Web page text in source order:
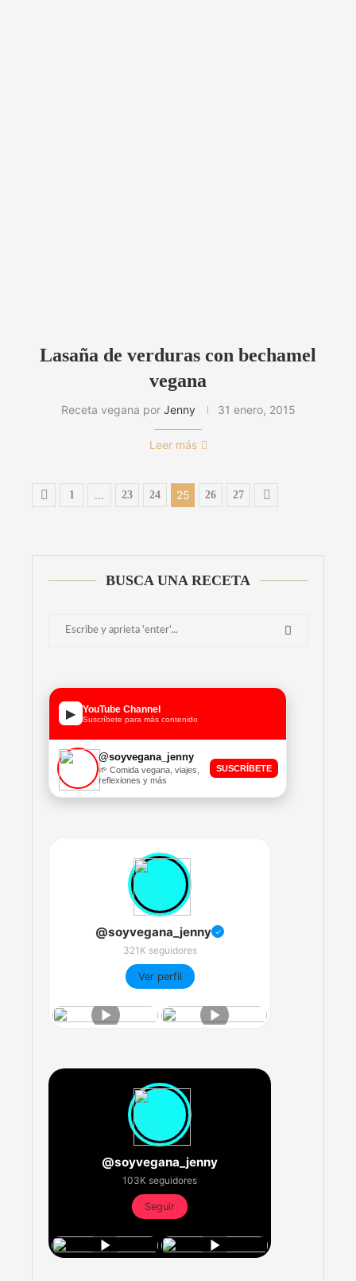
Lasaña de verduras con bechamel
vegana
Receta vegana por Jenny 31 enero, 2015
Leer más
1 … 23 24 25 26 27
BUSCA UNA RECETA
▶ YouTube Channel
Suscríbete para más contenido
@soyvegana_jenny
🌱 Comida vegana, viajes,
reflexiones y más
SUSCRÍBETE
@soyvegana_jenny ✓
321K seguidores
Ver perfil
@soyvegana_jenny
103K seguidores
Seguir